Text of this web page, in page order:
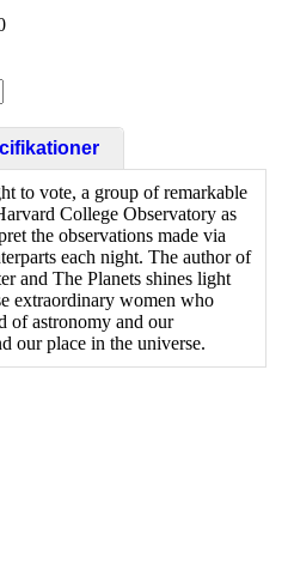
to vote, a group of remarkable
College Observatory as
the observations made via
each night. The author of
and The Planets shines light
extraordinary women who
of astronomy and our
our place in the universe.